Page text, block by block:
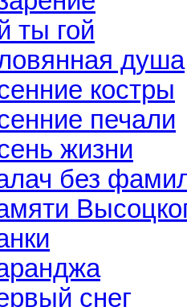
ты гой
душа
костры
печали
жизни
без
снег